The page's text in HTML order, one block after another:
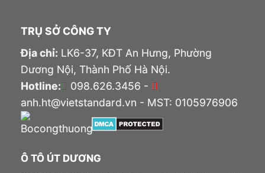
TRỤ SỞ CÔNG TY
Địa chỉ: LK6-37, KĐT An Hưng, Phường
Dương Nội, Thành Phố Hà Nội.
Hotline:
098.626.3456 -
anh.ht@vietstandard.vn - MST: 0105976906
Ô TÔ ÚT DƯƠNG